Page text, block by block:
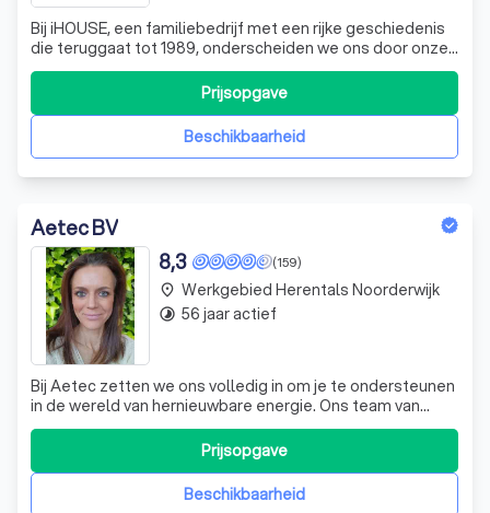
Bij iHOUSE, een familiebedrijf met een rijke geschiedenis
die teruggaat tot 1989, onderscheiden we ons door onze
toewijding aan kwaliteit en detail in elektriciteitswerken.
Onze passie voor techniek en innovatie heeft ons doen
uitgroeien tot een vooraanstaand bedrijf in de sector. We
Beschikbaarheid
Prijsopgave
Aetec BV
(159)
8,3
Bij Aetec zetten we ons volledig in om je te ondersteunen
in de wereld van hernieuwbare energie. Ons team van
deskundigen staat klaar om je te voorzien van advies en
oplossingen die naadloos aansluiten bij jouw persoonlijke
behoeften op het gebied van duurzaamheid en
vernieuwing. Zo word jij baas ov
Beschikbaarheid
Prijsopgave
place Werkgebied Herentals Noorderwijk
timelapse 56 jaar actief